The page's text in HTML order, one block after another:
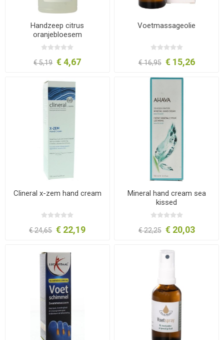
Handzeep citrus
oranjebloesem
€ 5,19 € 4,67
Voetmassageolie
€ 16,95 € 15,26
Clineral x-zem hand cream
€ 24,65 € 22,19
Mineral hand cream sea
kissed
€ 22,25 € 20,03